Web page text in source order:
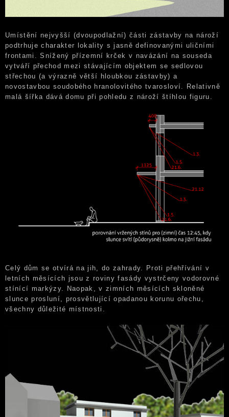
Umístění nejvyšší (dvoupodlažní) části zástavby na nároží
podtrhuje charakter lokality s jasně definovanými uličními
frontami. Snížený přízemní krček v navázání na souseda
vytváří přechod mezi stávajícím objektem se sedlovou
střechou (a výrazně větší hloubkou zástavby) a
novostavbou soudobého hranolovitého tvarosloví. Relativně
malá šířka dává domu při pohledu z nároží štíhlou figuru.
Celý dům se otvírá na jih, do zahrady. Proti přehřívání v
letních měsících jsou z roviny fasády vystrčeny vodorovné
stínící markýzy. Naopak, v zimních měsících skloněné
slunce prosluní, prosvětlující opadanou korunu ořechu,
všechny důležité místnosti.